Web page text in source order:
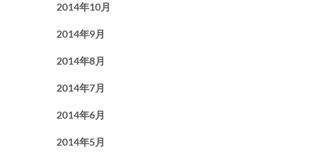
2014年10月
2014年9月
2014年8月
2014年7月
2014年6月
2014年5月